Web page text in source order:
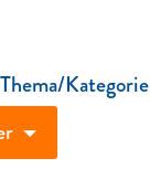
Kategorie